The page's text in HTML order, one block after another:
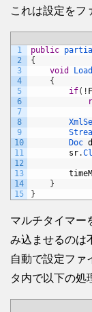
これは設定をフ
1
2
3
4
5
6
7
8
9
10
11
12
13
14
15
public
{
void
{
if( !
Doc
sr.
}
}
マルチタイマー
み込ませるのは
自動で設定ファ
タ内で以下の処